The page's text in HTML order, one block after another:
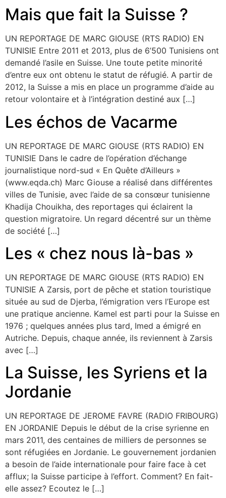
Mais que fait la Suisse ?
UN REPORTAGE DE MARC GIOUSE (RTS RADIO) EN
TUNISIE Entre 2011 et 2013, plus de 6’500 Tunisiens ont
demandé l’asile en Suisse. Une toute petite minorité
d’entre eux ont obtenu le statut de réfugié. A partir de
2012, la Suisse a mis en place un programme d’aide au
retour volontaire et à l’intégration destiné aux […]
Les échos de Vacarme
UN REPORTAGE DE MARC GIOUSE (RTS RADIO) EN
TUNISIE Dans le cadre de l’opération d’échange
journalistique nord-sud « En Quête d’Ailleurs »
(www.eqda.ch) Marc Giouse a réalisé dans différentes
villes de Tunisie, avec l’aide de sa consœur tunisienne
Khadija Chouikha, des reportages qui éclairent la
question migratoire. Un regard décentré sur un thème
de société […]
Les « chez nous là-bas »
UN REPORTAGE DE MARC GIOUSE (RTS RADIO) EN
TUNISIE A Zarsis, port de pêche et station touristique
située au sud de Djerba, l’émigration vers l’Europe est
une pratique ancienne. Kamel est parti pour la Suisse en
1976 ; quelques années plus tard, Imed a émigré en
Autriche. Depuis, chaque année, ils reviennent à Zarsis
avec […]
La Suisse, les Syriens et la
Jordanie
UN REPORTAGE DE JEROME FAVRE (RADIO FRIBOURG)
EN JORDANIE Depuis le début de la crise syrienne en
mars 2011, des centaines de milliers de personnes se
sont réfugiées en Jordanie. Le gouvernement jordanien
a besoin de l’aide internationale pour faire face à cet
afflux; la Suisse participe à l’effort. Comment? En fait-
elle assez? Ecoutez le […]